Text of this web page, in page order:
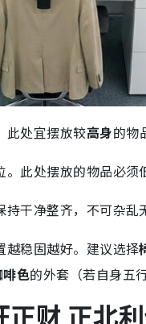
此处宜摆放较高身的物
。此处摆放的物品必须
持干净整齐，不可杂乱
越稳固越好。建议选择
色的外套（若自身五
财 正北